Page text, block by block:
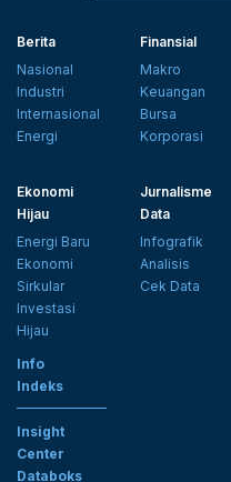
Berita
Nasional
Industri
Internasional
Energi
Finansial
Makro
Keuangan
Bursa
Korporasi
Ekonomi
Hijau
Energi Baru
Ekonomi
Sirkular
Investasi
Hijau
Jurnalisme
Data
Infografik
Analisis
Cek Data
Info
Indeks
Insight
Center
Databoks